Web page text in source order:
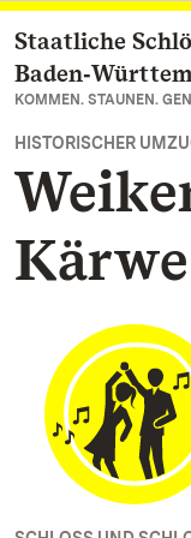
Zum
Staatliche
KOMMEN. STAUNEN.
HISTORISCHER
Kärwe